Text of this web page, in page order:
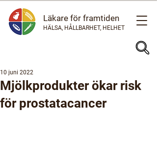
Läkare för framtiden
HÄLSA, HÅLLBARHET, HELHET
Mjölkprodukter ökar risk
för prostatacancer
10 juni 2022